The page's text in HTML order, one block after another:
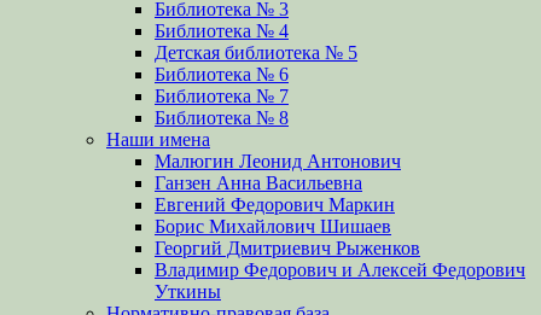
Библиотека № 3
Библиотека № 4
Детская библиотека № 5
Библиотека № 6
Библиотека № 7
Библиотека № 8
Наши имена
Малюгин Леонид Антонович
Ганзен Анна Васильевна
Евгений Федорович Маркин
Борис Михайлович Шишаев
Георгий Дмитриевич Рыженков
Владимир Федорович и Алексей Федорович
Уткины